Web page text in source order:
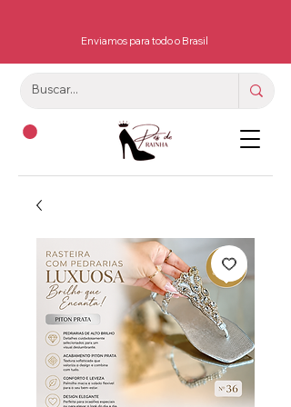
Enviamos para todo o Brasil